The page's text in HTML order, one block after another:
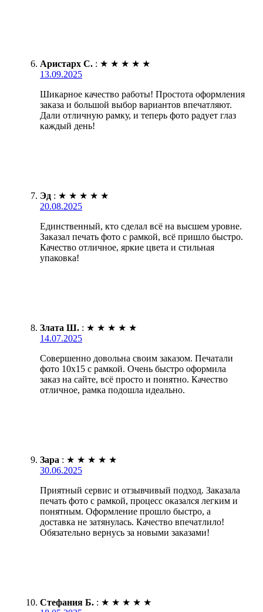
Аристарх С. : ★ ★ ★ ★ ★
13.09.2025
Шикарное качество работы! Простота оформления
заказа и большой выбор вариантов впечатляют.
Дали отличную рамку, и теперь фото радует глаз
каждый день!
Эд : ★ ★ ★ ★ ★
20.08.2025
Единственный, кто сделал всё на высшем уровне.
Заказал печать фото с рамкой, всё пришло быстро.
Качество отличное, яркие цвета и стильная
упаковка!
Злата Ш. : ★ ★ ★ ★ ★
14.07.2025
Совершенно довольна своим заказом. Печатали
фото 10х15 с рамкой. Очень быстро оформила
заказ на сайте, всё просто и понятно. Качество
отличное, рамка подошла идеально.
Зара : ★ ★ ★ ★ ★
30.06.2025
Приятный сервис и отзывчивый подход. Заказала
печать фото с рамкой, процесс оказался легким и
понятным. Оформление прошло быстро, а
доставка не затянулась. Качество впечатлило!
Обязательно вернусь за новыми заказами!
Стефания Б. : ★ ★ ★ ★ ★